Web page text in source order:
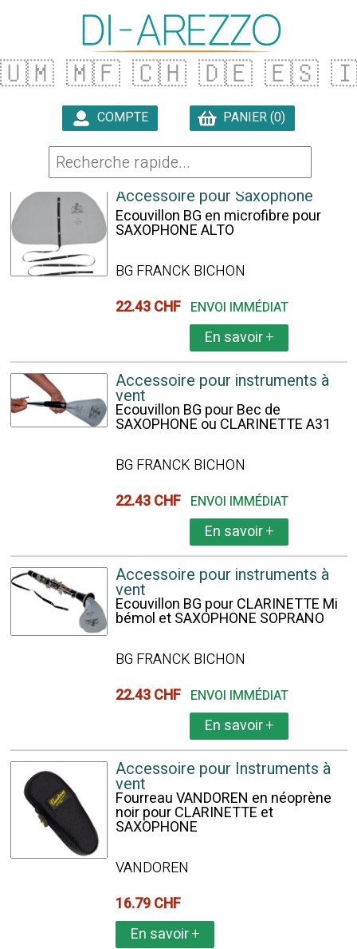
🇺🇲 🇲🇫 🇨🇭 🇩🇪 🇪🇸
COMPTE PANIER (0)
32 ARTICLES TROUVÉS
Accessoire pour Saxophone
Ecouvillon BG en microfibre pour
SAXOPHONE ALTO
BG FRANCK BICHON
22.43 CHF ENVOI IMMÉDIAT
En savoir+
Accessoire pour instruments à
vent
Ecouvillon BG pour Bec de
SAXOPHONE ou CLARINETTE A31
BG FRANCK BICHON
22.43 CHF ENVOI IMMÉDIAT
En savoir+
Accessoire pour instruments à
vent
Ecouvillon BG pour CLARINETTE Mi
bémol et SAXOPHONE SOPRANO
BG FRANCK BICHON
22.43 CHF ENVOI IMMÉDIAT
En savoir+
Accessoire pour Instruments à
vent
Fourreau VANDOREN en néoprène
noir pour CLARINETTE et
SAXOPHONE
VANDOREN
16.79 CHF
En savoir+